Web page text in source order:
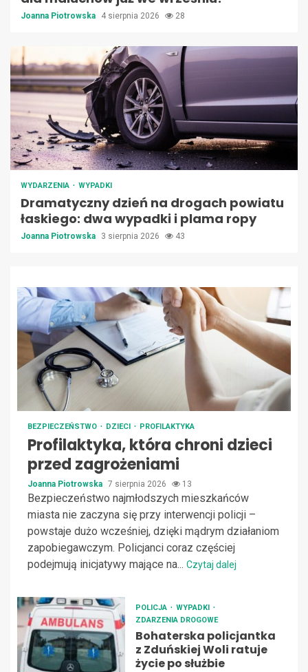
Joanna Piotrowska 4 sierpnia 2026 28
WYDARZENIA WYPADKI
Dramatyczny dzień na drogach powiatu
łaskiego: dwa wypadki i plama ropy
Joanna Piotrowska 3 sierpnia 2026 43
BEZPIECZEŃSTWO DZIECI PROFILAKTYKA
Profilaktyka, która chroni dzieci
przed zagrożeniami
Joanna Piotrowska 7 sierpnia 2026 13
Bezpieczeństwo najmłodszych mieszkańców
miasta nie zaczyna się przy interwencji policji –
powstaje dużo wcześniej, dzięki mądrym działaniom
zapobiegawczym. Policjanci coraz częściej
podejmują inicjatywy mające na... Czytaj dalej
POLICJA
WYPADKI
ZDARZENIA DROGOWE
Bohaterska policjantka
z Zduńskiej Woli ratuje
życie po służbie